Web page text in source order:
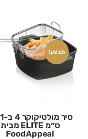
מבצע!
ס״מ ELITE מבית
FoodAppeal